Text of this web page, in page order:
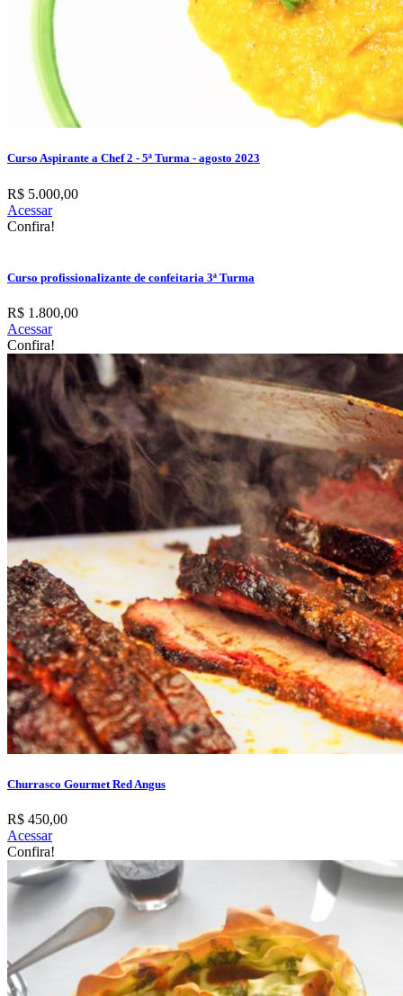
Curso Aspirante a Chef 2 - 5ª Turma - agosto 2023
R$ 5.000,00
Acessar
Confira!
Curso profissionalizante de confeitaria 3ª Turma
R$ 1.800,00
Acessar
Confira!
Churrasco Gourmet Red Angus
R$ 450,00
Acessar
Confira!